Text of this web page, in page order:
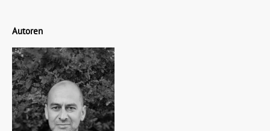
Autoren